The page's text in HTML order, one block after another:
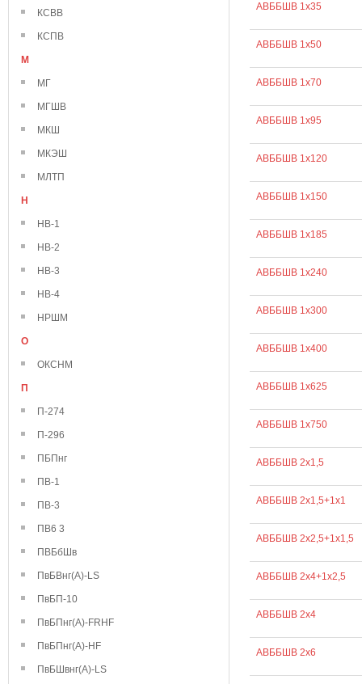
КСВВ
КСПВ
М
МГ
МГШВ
МКШ
МКЭШ
МЛТП
Н
НВ-1
НВ-2
НВ-3
НВ-4
НРШМ
О
ОКСНМ
П
П-274
П-296
ПБПнг
ПВ-1
ПВ-3
ПВ6 3
ПВБбШв
ПвБВнг(А)-LS
ПвБП-10
ПвБПнг(А)-FRHF
ПвБПнг(А)-HF
ПвБШвнг(А)-LS
АВББШВ 1х35
АВББШВ 1х50
АВББШВ 1х70
АВББШВ 1х95
АВББШВ 1х120
АВББШВ 1х150
АВББШВ 1х185
АВББШВ 1х240
АВББШВ 1х300
АВББШВ 1х400
АВББШВ 1х625
АВББШВ 1х750
АВББШВ 2х1,5
АВББШВ 2х1,5+1х1
АВББШВ 2х2,5+1х1,5
АВББШВ 2х4+1х2,5
АВББШВ 2х4
АВББШВ 2х6